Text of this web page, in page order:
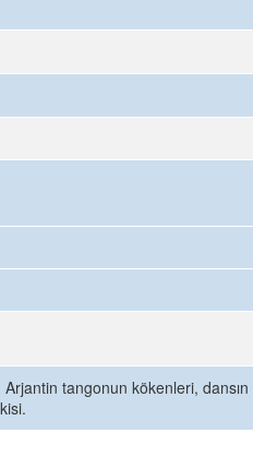
tangonun kökenleri, dansın